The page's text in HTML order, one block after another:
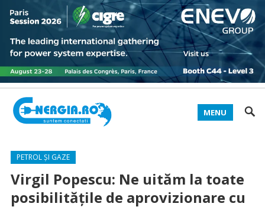
MENU
PETROL ȘI GAZE
Virgil Popescu: Ne uităm la toate
posibilitățile de aprovizionare cu